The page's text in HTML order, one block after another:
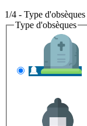
1/4 - Type d'obsèques
Type d'obsèques